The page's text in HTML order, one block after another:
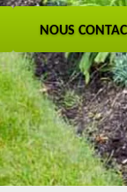
NOUS